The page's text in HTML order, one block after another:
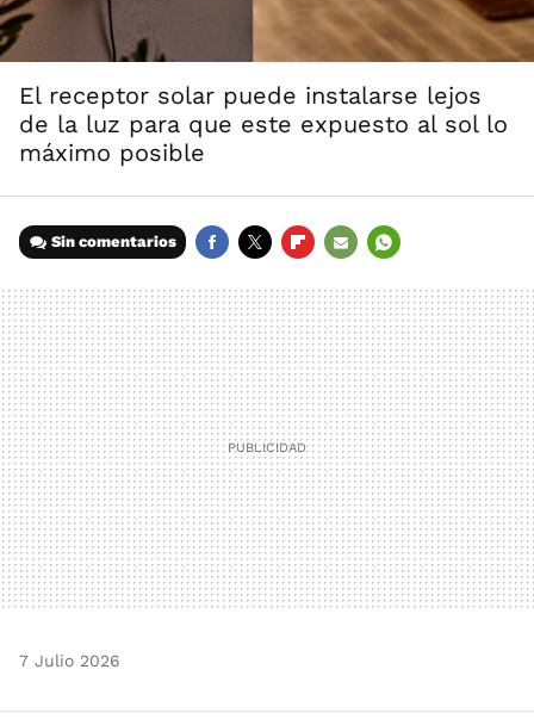
El receptor solar puede instalarse lejos
de la luz para que este expuesto al sol lo
máximo posible
Sin comentarios
MAIL
7 Julio 2026